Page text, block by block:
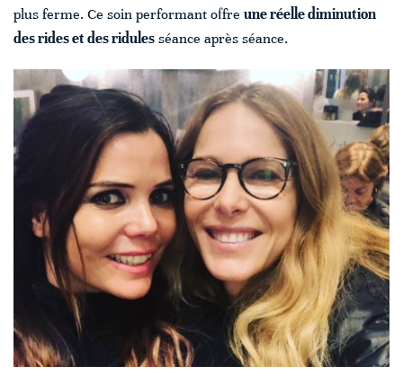
plus ferme. Ce soin performant offre une réelle diminution
des rides et des ridules séance après séance.